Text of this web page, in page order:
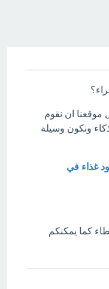
ان نقوم
ونكون وسيلة
غذاء في
كما يمكنكم